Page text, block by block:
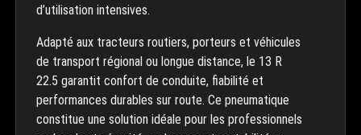
d’utilisation intensives.
Adapté aux tracteurs routiers, porteurs et véhicules
de transport régional ou longue distance, le 13 R
22.5 garantit confort de conduite, fiabilité et
performances durables sur route. Ce pneumatique
constitue une solution idéale pour les professionnels